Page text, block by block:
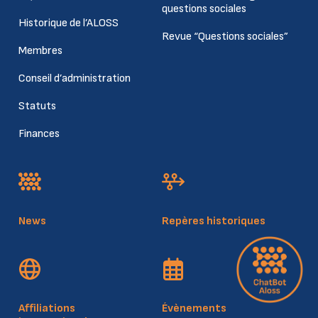
Historique de l’ALOSS
Membres
Conseil d’administration
Statuts
Finances
questions sociales
Revue “Questions sociales”
News Repères historiques
Affiliations
Évènements